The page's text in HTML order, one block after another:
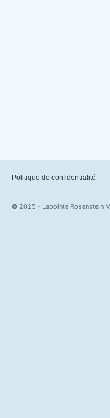
Politique de confidentialité
© 2025 - Lapointe Rosenstein